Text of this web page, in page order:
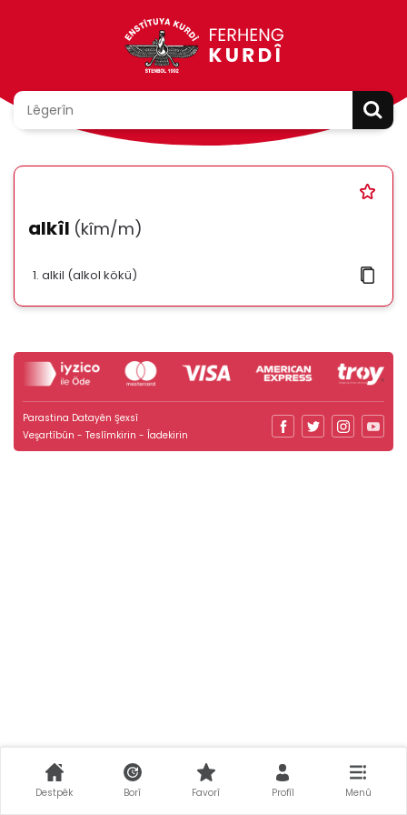
alkîl (kîm/m)
alkil (alkol kökü)
Parastina Datayên Şexsî
Veşartîbûn - Teslîmkirin - Îadekirin
Destpêk Borî Favorî Profîl Menû